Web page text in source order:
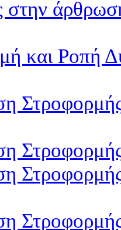
στην
και Ροπή